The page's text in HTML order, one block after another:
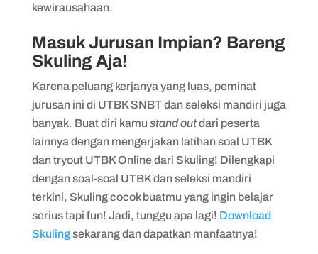
kewirausahaan.
Masuk Jurusan Impian? Bareng
Skuling Aja!
Karena peluang kerjanya yang luas, peminat
jurusan ini di UTBK SNBT dan seleksi mandiri juga
banyak. Buat diri kamu stand outdari peserta
lainnya dengan mengerjakan latihan soal UTBK
dan tryout UTBK Online dari Skuling! Dilengkapi
dengan soal-soal UTBK dan seleksi mandiri
terkini, Skuling cocok buatmu yang ingin belajar
serius tapi fun! Jadi, tunggu apa lagi! Download
Skulingsekarang dan dapatkan manfaatnya!